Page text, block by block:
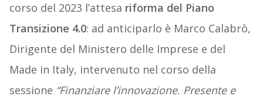
corso del 2023 l’attesa riforma del Piano
Transizione 4.0: ad anticiparlo è Marco Calabrò,
Dirigente del Ministero delle Imprese e del
Made in Italy, intervenuto nel corso della
sessione “Finanziare l’innovazione. Presente e